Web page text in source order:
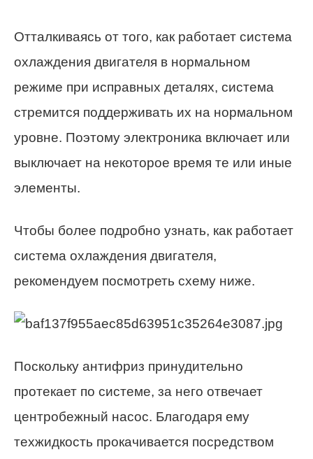
Отталкиваясь от того, как работает система
охлаждения двигателя в нормальном
режиме при исправных деталях, система
стремится поддерживать их на нормальном
уровне. Поэтому электроника включает или
выключает на некоторое время те или иные
элементы.
Чтобы более подробно узнать, как работает
система охлаждения двигателя,
рекомендуем посмотреть схему ниже.
Поскольку антифриз принудительно
протекает по системе, за него отвечает
центробежный насос. Благодаря ему
техжидкость прокачивается посредством